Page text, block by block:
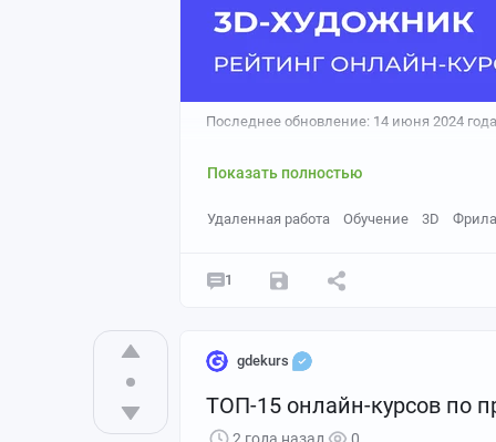
камеры, чтобы превратить «сырую»
Источник: artstation
Последнее обновление: 14 июня 2024
Показать полностью
Удаленная работа Обучение 3D
1
gdekurs
ТОП-15 онлайн-курсов по